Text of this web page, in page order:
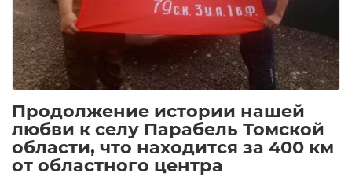
Продолжение истории нашей
любви к селу Парабель Томской
области, что находится за 400 км
от областного центра